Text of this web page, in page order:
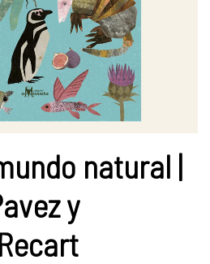
natural |
y